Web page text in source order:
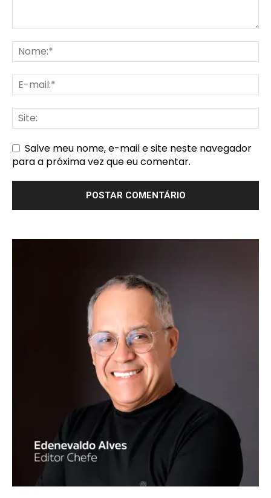
Salve meu nome, e-mail e site neste navegador
para a próxima vez que eu comentar.